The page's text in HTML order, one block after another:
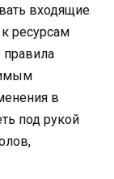
входящие
ресурсам
правила
в
под рукой